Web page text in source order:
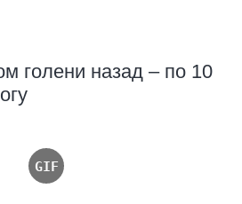
голени назад – по 10